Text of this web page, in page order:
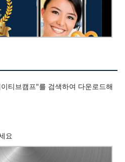
티브캠프"를 검색하여 다운로드해
요